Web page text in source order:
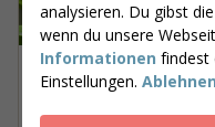
analysieren. Du gibst
wenn du unsere
Informationen findest
Einstellungen. Ablehnen
Rucola mit
Pekannüssen
5 min. 401 kcal